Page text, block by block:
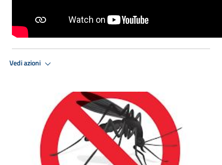
Vedi azioni